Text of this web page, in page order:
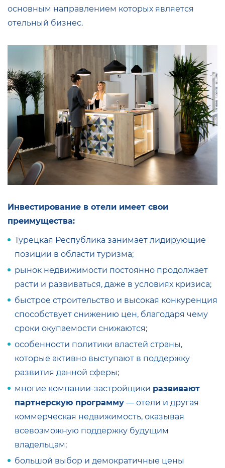
основным направлением которых является
отельный бизнес.
Инвестирование в отели имеет свои
преимущества:
Турецкая Республика занимает лидирующие
позиции в области туризма;
рынок недвижимости постоянно продолжает
расти и развиваться, даже в условиях кризиса;
быстрое строительство и высокая конкуренция
способствует снижению цен, благодаря чему
сроки окупаемости снижаются;
особенности политики властей страны,
которые активно выступают в поддержку
развития данной сферы;
многие компании-застройщики развивают
партнерскую программу — отели и другая
коммерческая недвижимость, оказывая
всевозможную поддержку будущим
владельцам;
большой выбор и демократичные цены